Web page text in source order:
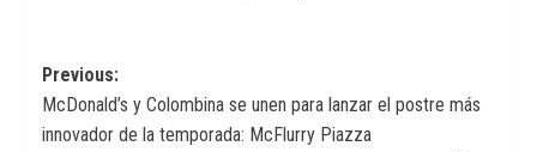
Post
navigation
Previous:
McDonald’s y Colombina se unen para lanzar el postre más
innovador de la temporada: McFlurry Piazza